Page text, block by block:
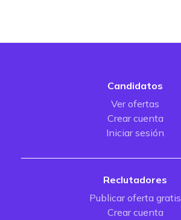
Candidatos
Ver ofertas
Crear cuenta
Iniciar sesión
Reclutadores
Publicar oferta gratis
Crear cuenta